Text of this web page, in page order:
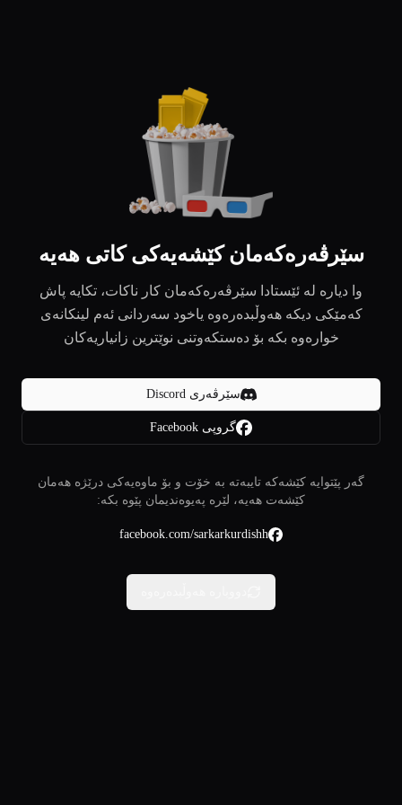
سێرڤەرەکەمان کێشەیەکی کاتی هەیە
وا دیارە لە ئێستادا سێرڤەرەکەمان کار ناکات، تکایە پاش
کەمێکی دیکە هەوڵبدەرەوە یاخود سەردانی ئەم لینکانەی
خوارەوە بکە بۆ دەستکەوتنی نوێترین زانیاریەکان
سێرڤەری Discord
گروپی Facebook
گەر پێتوایە کێشەکە تایبەتە بە خۆت و بۆ ماوەیەکی درێژە هەمان
کێشەت هەیە، لێرە پەیوەندیمان پێوە بکە:
facebook.com/sarkarkurdishh